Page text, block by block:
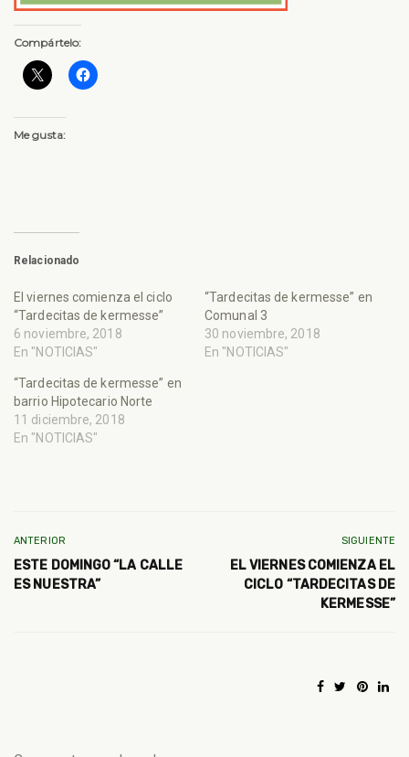
Compártelo:
Me gusta:
Relacionado
El viernes comienza el ciclo
“Tardecitas de kermesse”
6 noviembre, 2018
En "NOTICIAS"
“Tardecitas de kermesse” en
Comunal 3
30 noviembre, 2018
En "NOTICIAS"
“Tardecitas de kermesse” en
barrio Hipotecario Norte
11 diciembre, 2018
En "NOTICIAS"
ANTERIOR
ESTE DOMINGO “LA CALLE
ES NUESTRA”
SIGUIENTE
EL VIERNES COMIENZA EL
CICLO “TARDECITAS DE
KERMESSE”